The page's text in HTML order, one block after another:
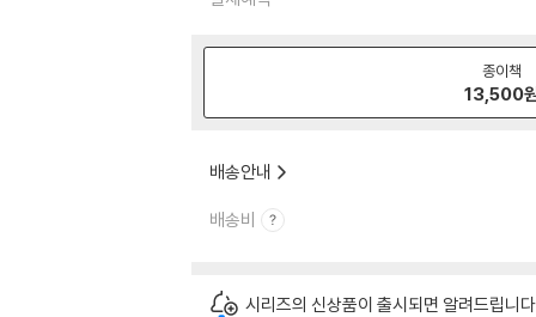
종이책
13,500
배송안내
배송비
시리즈의 신상품이 출시되면 알려드립니